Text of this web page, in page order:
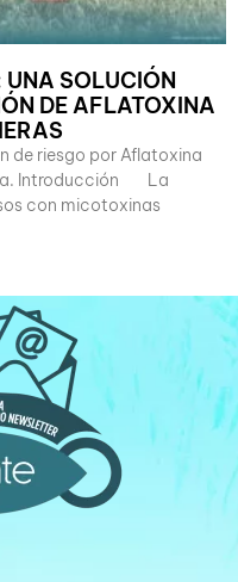
UNA SOLUCIÓN
DE AFLATOXINA
de riesgo por Aflatoxina
Introducción La
con micotoxinas